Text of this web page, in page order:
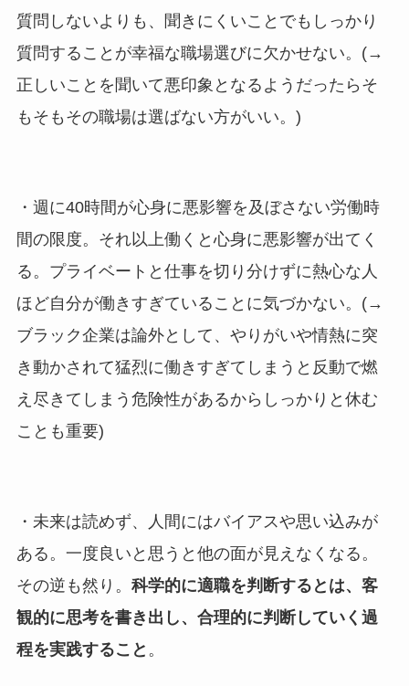
質問しないよりも、聞きにくいことでもしっかり
質問することが幸福な職場選びに欠かせない。(→
正しいことを聞いて悪印象となるようだったらそ
もそもその職場は選ばない方がいい。)
・週に40時間が心身に悪影響を及ぼさない労働時
間の限度。それ以上働くと心身に悪影響が出てく
る。プライベートと仕事を切り分けずに熱心な人
ほど自分が働きすぎていることに気づかない。(→
ブラック企業は論外として、やりがいや情熱に突
き動かされて猛烈に働きすぎてしまうと反動で燃
え尽きてしまう危険性があるからしっかりと休む
ことも重要)
・未来は読めず、人間にはバイアスや思い込みが
ある。一度良いと思うと他の面が見えなくなる。
その逆も然り。 科学的に適職を判断するとは、客
観的に思考を書き出し、合理的に判断していく過
程を実践すること 。